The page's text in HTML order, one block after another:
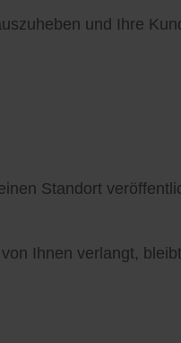
und Ihre
Standort
Ihnen verlangt,